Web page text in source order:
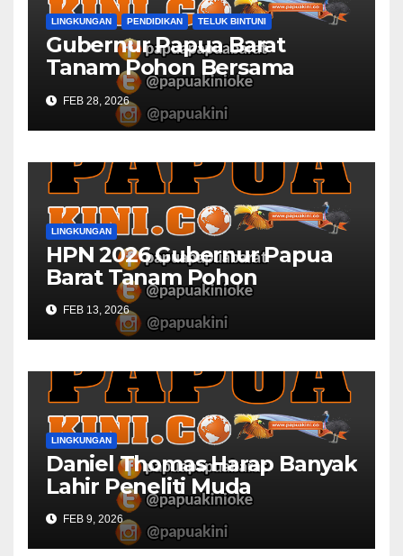
LINGKUNGAN PENDIDIKAN TELUK BINTUNI
Gubernur Papua Barat
Tanam Pohon Bersama
Civitas Academica
Universitas Muhammadiyah
FEB 28, 2026
LINGKUNGAN
HPN 2026 Gubernur Papua
Barat Tanam Pohon
FEB 13, 2026
LINGKUNGAN
Daniel Thomas Harap Banyak
Lahir Peneliti Muda
FEB 9, 2026